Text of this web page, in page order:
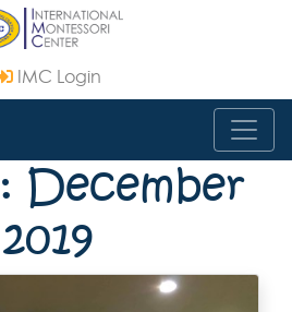
IMC Login
December
2019